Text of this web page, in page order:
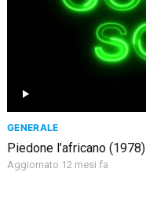
GENERALE
Piedone l’africano (1978)
Aggiornato 12 mesi fa